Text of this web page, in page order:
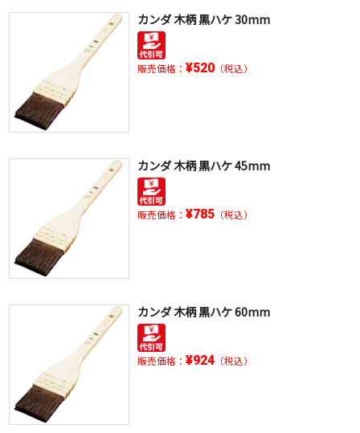
カンダ 木柄 黒ハケ 30mm
販売価格： ¥520（税込）
カンダ 木柄 黒ハケ 45mm
販売価格： ¥785（税込）
カンダ 木柄 黒ハケ 60mm
販売価格： ¥924（税込）